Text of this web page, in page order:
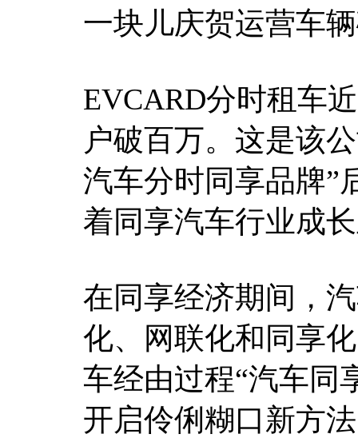
一块儿庆贺运营车
EVCARD分时租车
户破百万。这是该
汽车分时同享品牌”
着同享汽车行业成
在同享经济期间，
化、网联化和同享
车经由过程“汽车同
开启伶俐糊口新方